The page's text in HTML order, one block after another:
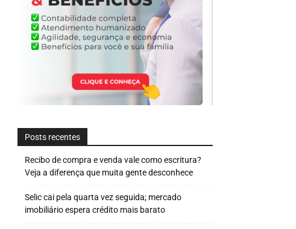
Posts recentes
Recibo de compra e venda vale como escritura?
Veja a diferença que muita gente desconhece
Selic cai pela quarta vez seguida; mercado
imobiliário espera crédito mais barato